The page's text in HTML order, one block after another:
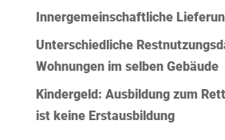
Innergemeinschaftliche
Unterschiedliche
Wohnungen im selben Gebäude
Kindergeld: Ausbildung zum
ist keine Erstausbildung